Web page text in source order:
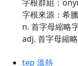
字根群組：
字根來源：希
n. 首字母縮略
adj. 首字母縮
tep 溫熱